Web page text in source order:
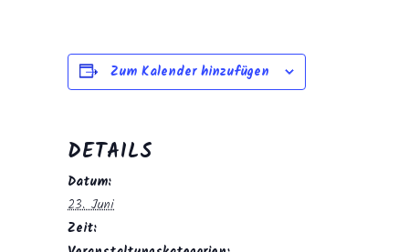
Zum Kalender hinzufügen
DETAILS
Datum:
23. Juni
Zeit: